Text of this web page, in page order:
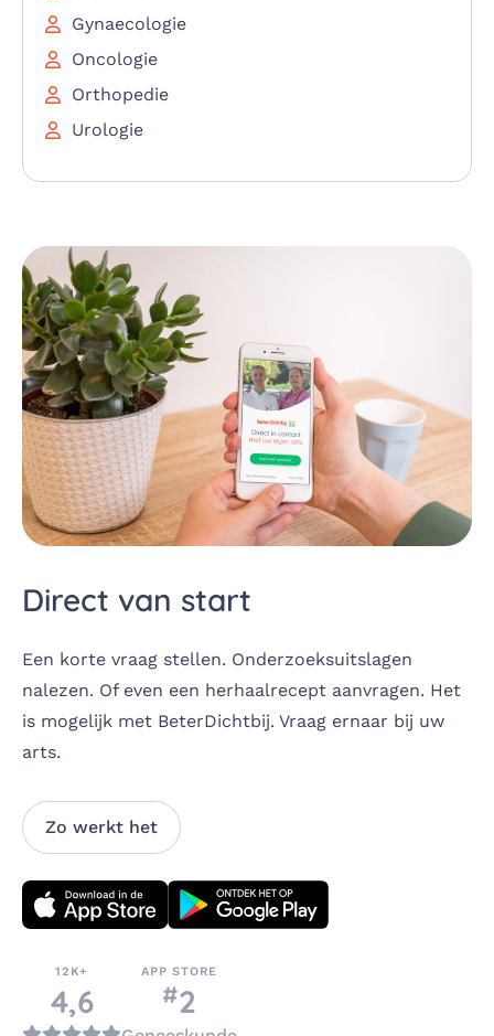
Gynaecologie
Oncologie
Orthopedie
Urologie
Direct van start
Een korte vraag stellen. Onderzoeksuitslagen
nalezen. Of even een herhaalrecept aanvragen. Het
is mogelijk met BeterDichtbij. Vraag ernaar bij uw
arts.
Zo werkt het
Download direct
12K+
4,6
APP STORE
#nummer
2